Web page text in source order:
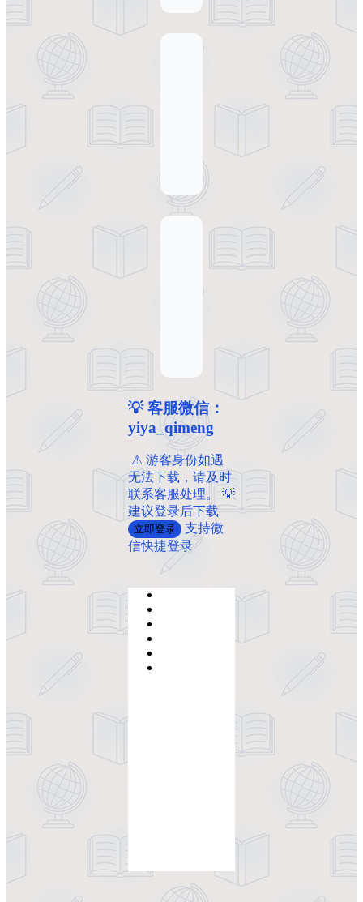
💡 客服微信：
yiya_qimeng
️ ️⚠ 游客身份如遇
无法下载，请及时
联系客服处理。 💡
建议登录后下载
立即登录
支持微
信快捷登录